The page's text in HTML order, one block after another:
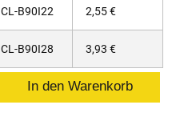
CL-B90I22 2,55 €
CL-B90I28 3,93 €